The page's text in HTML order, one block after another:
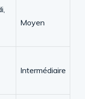
Moyen
Intermédiaire